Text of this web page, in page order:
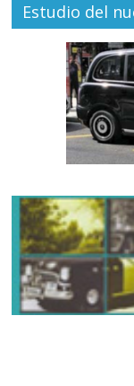
Estudio del